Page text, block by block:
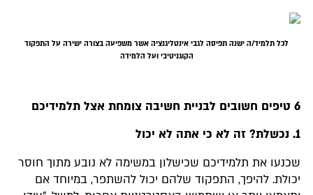
לכל תלמיד/ה ישנה תפיסה לגבי אינטליגנציה אשר משפיעה בצורה ישירה על התפקוד
הקוגניטיבי ועל הלמידה
6 טיפים חשובים לבניית חשיבה צומחת אצל תלמידיכם
1. נכשלת?
זה לא כי אתה לא יכול
שכנעו את תלמידיכם שכישלון במשימה לא נובע מתוך חוסר
יכולת. להיפך, התפקוד שלהם יכול להשתפר, במיוחד אם